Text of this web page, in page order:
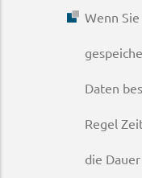
Wenn
Daten
Regel
die